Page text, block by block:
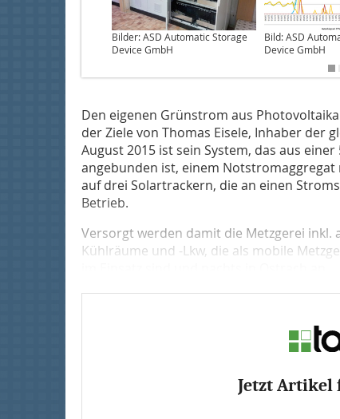
Bilder: ASD Automatic Storage
Device GmbH
Bild: ASD
Device GmbH
Den eigenen Grünstrom aus
der Ziele von Thomas Eisele, Inhaber der
August 2015 ist sein System, das aus einer
angebunden ist, einem Notstromaggregat
auf drei Solartrackern, die an einen
Betrieb.
Versorgt werden damit die Metzgerei inkl.
Kühlräume und -Lkw, die als mobile
Jetzt Artikel